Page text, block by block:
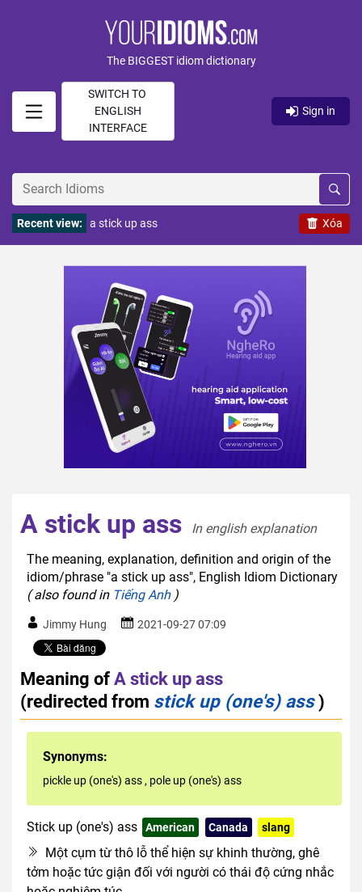
The BIGGEST idiom dictionary
SWITCH TO
ENGLISH
INTERFACE
Sign in
Xóa
Recent view: a stick up ass
A stick up ass
In english explanation
The meaning, explanation, definition and origin of the
idiom/phrase "a stick up ass", English Idiom Dictionary
( also found in Tiếng Anh)
Jimmy Hung 2021-09-27 07:09
Meaning ofA stick up ass
(redirected from stick up (one's) ass)
Synonyms:
pickle up (one's) ass , pole up (one's) ass
Stick up (one's) ass American Canada slang
Một cụm từ thô lỗ thể hiện sự khinh thường, ghê
tởm hoặc tức giận đối với người có thái độ cứng nhắc